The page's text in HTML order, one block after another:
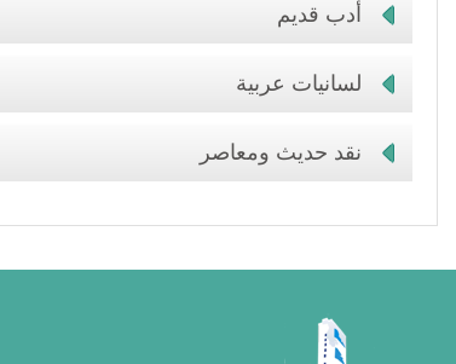
أدب قديم
لسانيات عربية
نقد حديث ومعاصر